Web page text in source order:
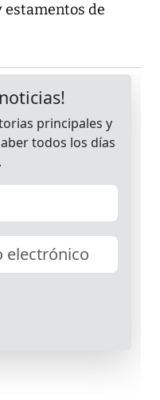
estamentos de